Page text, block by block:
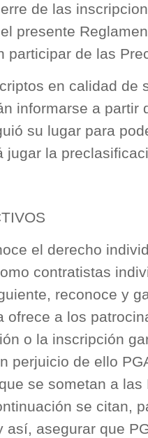
de las
presente
participar de las
en calidad de
informarse a partir
su lugar para
jugar la
el derecho
contratistas
reconoce y
ofrece a los
o la inscripción
perjuicio de ello
se sometan a las
se citan,
así, asegurar que